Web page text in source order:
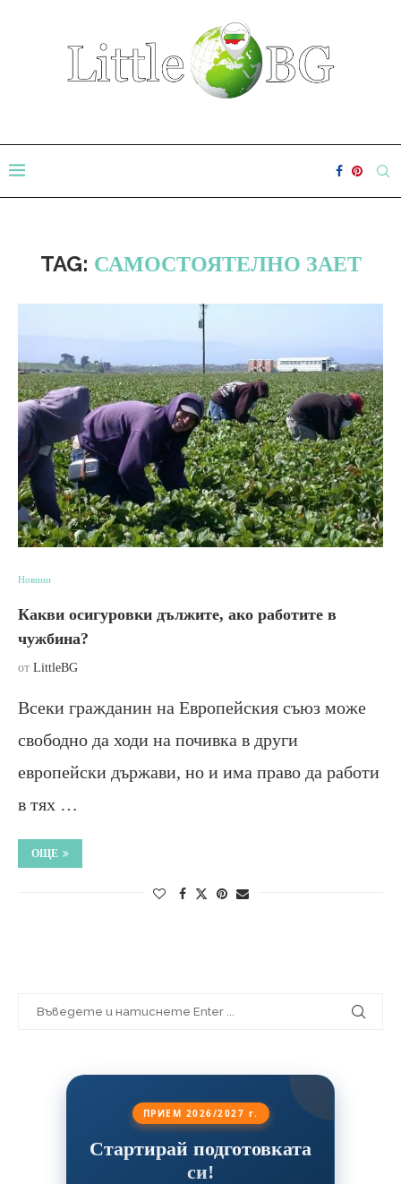
TAG: САМОСТОЯТЕЛНО ЗАЕТ
Новини
Какви осигуровки дължите, ако работите в
чужбина?
от LittleBG
Всеки гражданин на Европейския съюз може
свободно да ходи на почивка в други
европейски държави, но и има право да работи
в тях …
ОЩЕ
ПРИЕМ 2026/2027 г.
Стартирай подготовката
си!